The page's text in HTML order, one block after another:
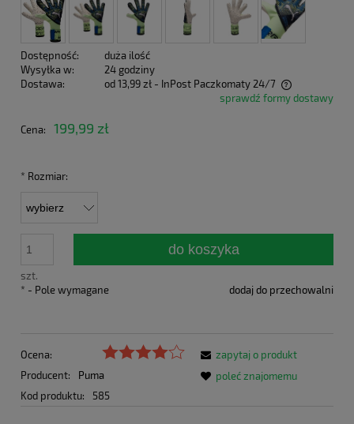
Dostępność:
duża ilość
Wysyłka w:
24 godziny
Dostawa:
od 13,99 zł - InPost Paczkomaty 24/7
Cena nie zawiera ewentualnych kosztów płatnościsprawdź formy dostawy
Cena: 199,99 zł
* Rozmiar:
szt.
do koszyka
dodaj do przechowalni
* - Pole wymagane
Ocena:
Producent:
Puma
Kod produktu:
585
zapytaj o produkt
poleć znajomemu